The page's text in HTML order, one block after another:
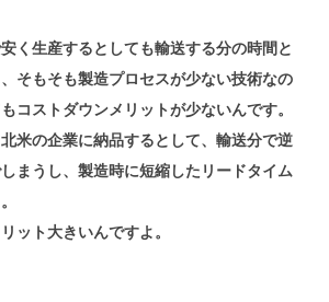
く生産するとしても輸送する分の時間と
そもそも製造プロセスが少ない技術なの
コストダウンメリットが少ないんです。
米の企業に納品するとして、輸送分で逆
まうし、製造時に短縮したリードタイム
ット大きいんですよ。